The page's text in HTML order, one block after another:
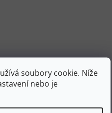
soubory cookie. Níže
nebo je